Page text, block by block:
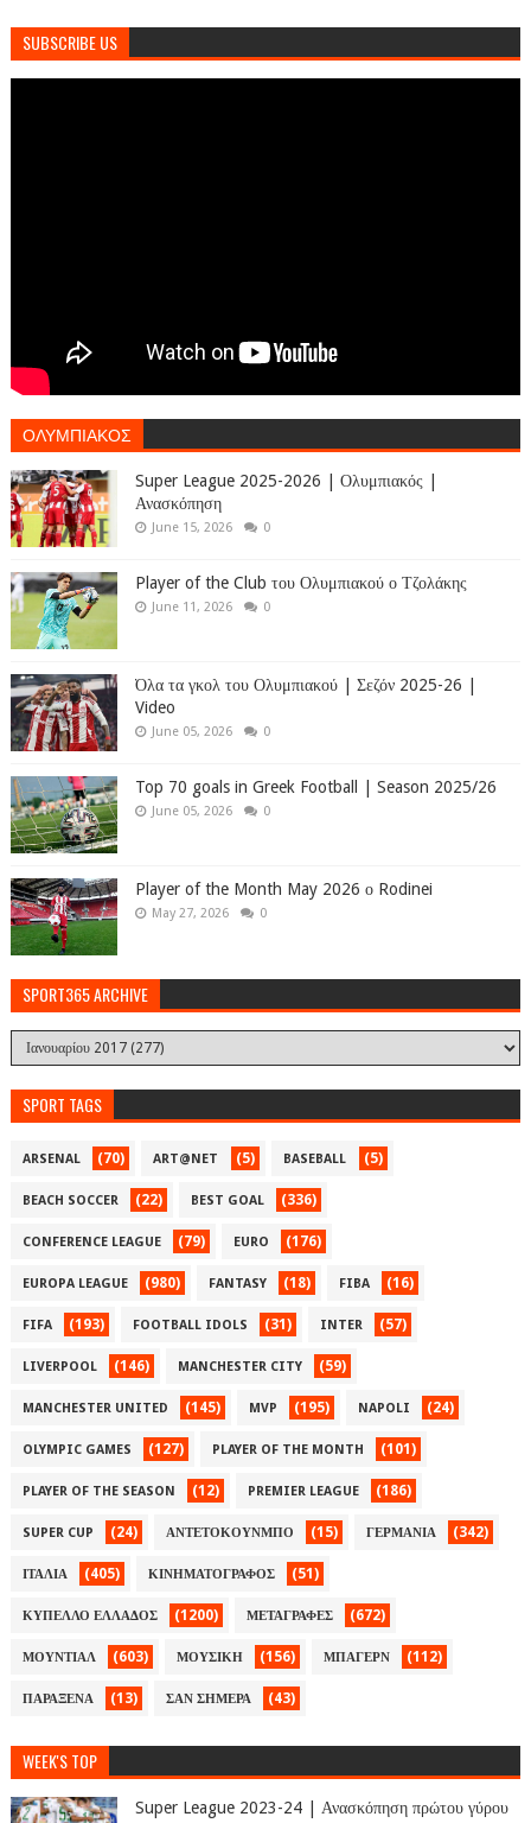
SUBSCRIBE US
ΟΛΥΜΠΙΑΚΟΣ
Super League 2025-2026 | Ολυμπιακός |
Ανασκόπηση
June 15, 2026 0
Player of the Club του Ολυμπιακού ο Τζολάκης
June 11, 2026 0
Όλα τα γκολ του Ολυμπιακού | Σεζόν 2025-26 |
Video
June 05, 2026 0
Top 70 goals in Greek Football | Season 2025/26
June 05, 2026 0
Player of the Month May 2026 ο Rodinei
May 27, 2026 0
SPORT365 ARCHIVE
SPORT TAGS
ARSENAL (70) ART@NET (5) BASEBALL (5)
BEACH SOCCER (22) BEST GOAL (336)
CONFERENCE LEAGUE (79) EURO (176)
EUROPA LEAGUE (980) FANTASY (18) FIBA (16)
FIFA (193) FOOTBALL IDOLS (31) INTER (57)
LIVERPOOL (146) MANCHESTER CITY (59)
MANCHESTER UNITED (145) MVP (195) NAPOLI (24)
OLYMPIC GAMES (127) PLAYER OF THE MONTH (101)
PLAYER OF THE SEASON (12) PREMIER LEAGUE (186)
SUPER CUP (24) ΑΝΤΕΤΟΚΟΥΝΜΠΟ (15) ΓΕΡΜΑΝΙΑ (342)
ΙΤΑΛΙΑ (405) ΚΙΝΗΜΑΤΟΓΡΑΦΟΣ (51)
ΚΥΠΕΛΛΟ ΕΛΛΑΔΟΣ (1200) ΜΕΤΑΓΡΑΦΕΣ (672)
ΜΟΥΝΤΙΑΛ (603) ΜΟΥΣΙΚΗ (156) ΜΠΑΓΕΡΝ (112)
ΠΑΡΑΞΕΝΑ (13) ΣΑΝ ΣΗΜΕΡΑ (43)
WEEK'S TOP
Super League 2023-24 | Ανασκόπηση πρώτου γύρου